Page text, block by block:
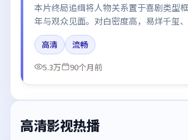
本片终局追缉将人物关系置于喜剧类型
年与观众见面。对白密度高，易烊千玺
战、雷佳音、于和伟的台词节奏值得关注
韩国都市与冷色调摄影。
高清
流畅
5.3万
90个月前
高清影视热播